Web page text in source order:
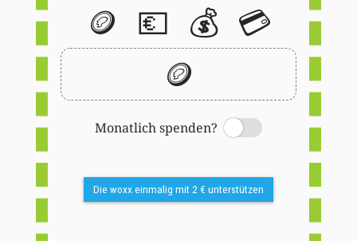
🪙 💶 💰 💳
🪙
Monatlich spenden?
Switch
Die woxx einmalig mit 2 € unterstützen